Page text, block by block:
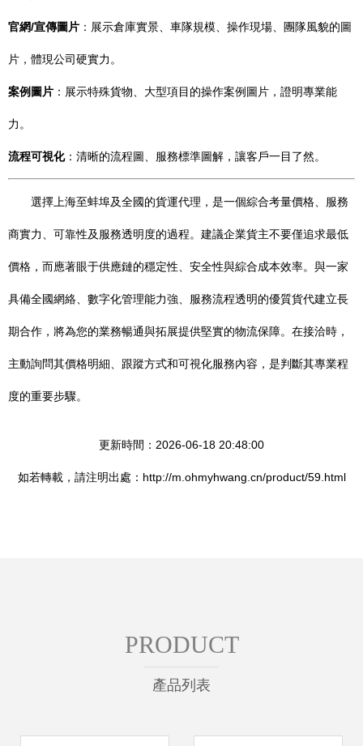
官網/宣傳圖片 ：展示倉庫實景、車隊規模、操作現場、團隊風貌的圖
片，體現公司硬實力。
案例圖片 ：展示特殊貨物、大型項目的操作案例圖片，證明專業能
力。
流程可視化：清晰的流程圖、服務標準圖解，讓客戶一目了然。
選擇上海至蚌埠及全國的貨運代理，是一個綜合考量價格、服務
商實力、可靠性及服務透明度的過程。建議企業貨主不要僅追求最低
價格，而應著眼于供應鏈的穩定性、安全性與綜合成本效率。與一家
具備全國網絡、數字化管理能力強、服務流程透明的優質貨代建立長
期合作，將為您的業務暢通與拓展提供堅實的物流保障。在接洽時，
主動詢問其價格明細、跟蹤方式和可視化服務內容，是判斷其專業程
度的重要步驟。
更新時間：2026-06-18 20:48:00
如若轉載，請注明出處：http://m.ohmyhwang.cn/product/59.html
PRODUCT
產品列表